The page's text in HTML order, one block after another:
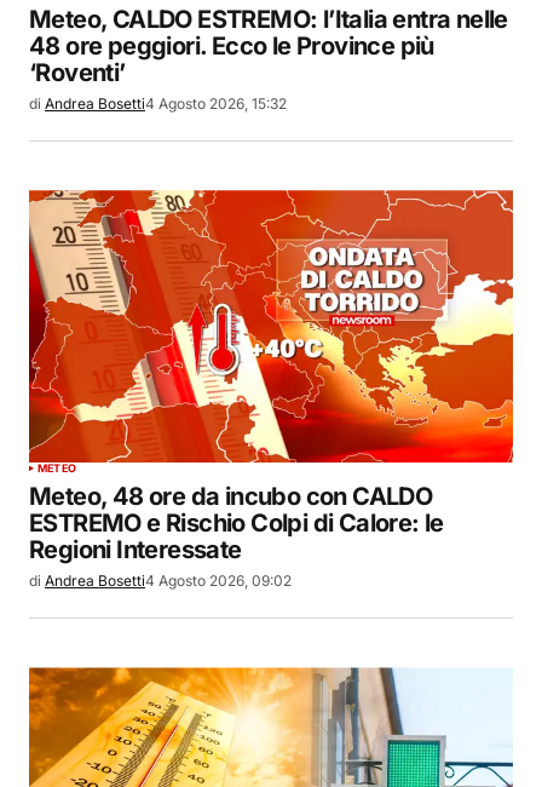
Meteo, CALDO ESTREMO: l’Italia entra nelle
48 ore peggiori. Ecco le Province più
‘Roventi’
di Andrea Bosetti4 Agosto 2026, 15:32
METEO
Meteo, 48 ore da incubo con CALDO
ESTREMO e Rischio Colpi di Calore: le
Regioni Interessate
di Andrea Bosetti4 Agosto 2026, 09:02